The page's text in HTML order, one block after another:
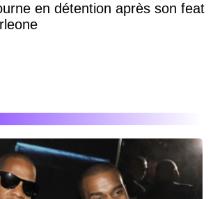
en détention après son feat